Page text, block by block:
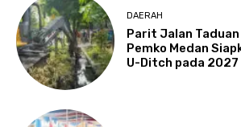
DAERAH
Parit Jalan
Pemko Medan
U-Ditch pada 2027